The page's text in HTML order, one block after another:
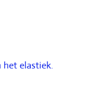
het elastiek.